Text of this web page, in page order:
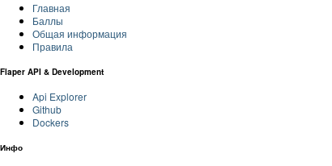
Главная
Баллы
Общая информация
Правила
Flaper API & Development
Api Explorer
Github
Dockers
Инфо